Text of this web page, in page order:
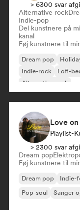
> 6300 svar
Alternative rock
Indie-pop
Del kunstnere på
kanal
Føj kunstnere til
Dream pop
Indie-rock
Lofi-
Alternative rock
Playlist-
> 2300 svar
Dream pop
Føj kunstnere til
Dream pop Indie-
Pop-soul
Sanger